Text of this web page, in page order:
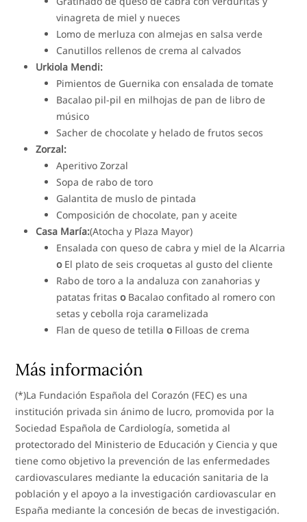
vinagreta de miel y nueces
Lomo de merluza con almejas en salsa verde
Canutillos rellenos de crema al calvados
Urkiola Mendi:
Pimientos de Guernika con ensalada de tomate
Bacalao pil-pil en milhojas de pan de libro de
músico
Sacher de chocolate y helado de frutos secos
Zorzal:
Aperitivo Zorzal
Sopa de rabo de toro
Galantita de muslo de pintada
Composición de chocolate, pan y aceite
Casa María:(Atocha y Plaza Mayor)
Ensalada con queso de cabra y miel de la Alcarria
oEl plato de seis croquetas al gusto del cliente
Rabo de toro a la andaluza con zanahorias y
patatas fritasoBacalao confitado al romero con
setas y cebolla roja caramelizada
Flan de queso de tetillaoFilloas de crema
Más información
(*)La Fundación Española del Corazón (FEC) es una
institución privada sin ánimo de lucro, promovida por la
Sociedad Española de Cardiología, sometida al
protectorado del Ministerio de Educación y Ciencia y que
tiene como objetivo la prevención de las enfermedades
cardiovasculares mediante la educación sanitaria de la
población y el apoyo a la investigación cardiovascular en
España mediante la concesión de becas de investigación.